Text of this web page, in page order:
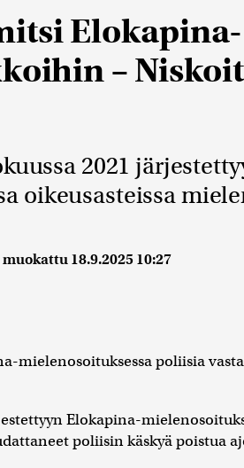
Elokapina-
–
2021
oikeusasteissa
muokattu18.9.2025 10:27
mielenosoituksessa poliisia
Elokapina-
poliisin käskyä poistua